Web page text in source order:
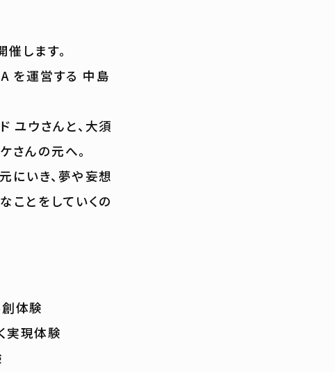
します。
を運営する 中島
ユウさんと、大須
さんの元へ。
にいき、夢や妄想
ことをしていくの
創体験
実現体験